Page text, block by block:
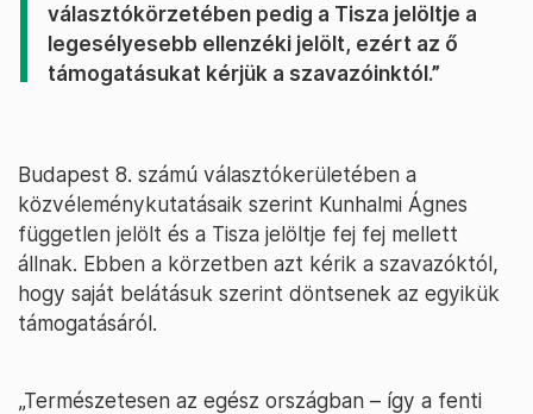
választókörzetében pedig a Tisza jelöltje a
legesélyesebb ellenzéki jelölt, ezért az ő
támogatásukat kérjük a szavazóinktól.”
Budapest 8. számú választókerületében a
közvéleménykutatásaik szerint Kunhalmi Ágnes
független jelölt és a Tisza jelöltje fej fej mellett
állnak. Ebben a körzetben azt kérik a szavazóktól,
hogy saját belátásuk szerint döntsenek az egyikük
támogatásáról.
„Természetesen az egész országban – így a fenti